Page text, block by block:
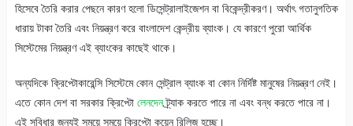
হিসেবে তৈরি করার পেছনে কারণ হলো ডিসেন্ট্রালাইজেশন বা বিকেন্দ্রীকরণ। অর্থাৎ গতানুগতিক
ধারায় টাকা তৈরি এবং নিয়ন্ত্রণ করে বাংলাদেশ কেন্দ্রীয় ব্যাংক। যে কারণে পুরো আর্থিক
সিস্টেমের নিয়ন্ত্রণ এই ব্যাংকের কাছেই থাকে।
অন্যদিকে ক্রিপ্টোকারেন্সি সিস্টেমে কোন সেন্ট্রাল ব্যাংক বা কোন নির্দিষ্ট মানুষের নিয়ন্ত্রণ নেই।
এতে কোন দেশ বা সরকার ক্রিপ্টোলেনদেনট্র্যাক করতে পারে না এবং বন্ধ করতে পারে না।
এই সুবিধার জন্যই সময়ে সময়ে ক্রিপ্টো কয়েন রিলিজ হচ্ছে।